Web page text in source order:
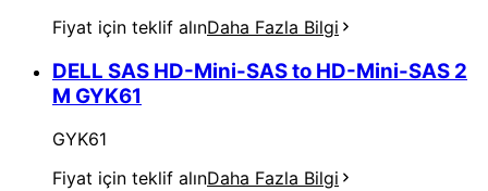
Fiyat için teklif alınDaha Fazla Bilgi
DELL SAS HD-Mini-SAS to HD-Mini-SAS 2
M GYK61
GYK61
Fiyat için teklif alınDaha Fazla Bilgi